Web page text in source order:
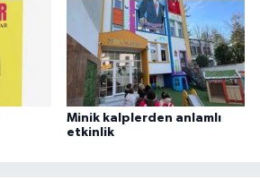
Minik kalplerden anlamlı
etkinlik